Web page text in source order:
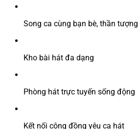
Song ca cùng bạn bè, thần tượng
Kho bài hát đa dạng
Phòng hát trực tuyến sống động
Kết nối cộng đồng yêu ca hát